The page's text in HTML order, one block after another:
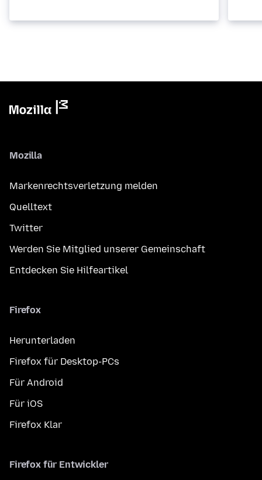
Mozilla
Markenrechtsverletzung melden
Quelltext
Twitter
Werden Sie Mitglied unserer Gemeinschaft
Entdecken Sie Hilfeartikel
Firefox
Herunterladen
Firefox für Desktop-PCs
Für Android
Für iOS
Firefox Klar
Firefox für Entwickler